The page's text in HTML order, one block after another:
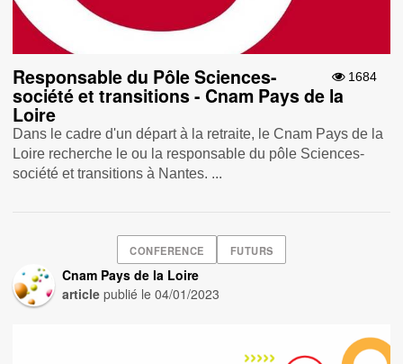
1684
Responsable du Pôle Sciences-
société et transitions - Cnam Pays de la
Loire
Dans le cadre d'un départ à la retraite, le Cnam Pays de la
Loire recherche le ou la responsable du pôle Sciences-
société et transitions à Nantes. ...
CONFERENCE FUTURS
Cnam Pays de la Loire
article publié le04/01/2023